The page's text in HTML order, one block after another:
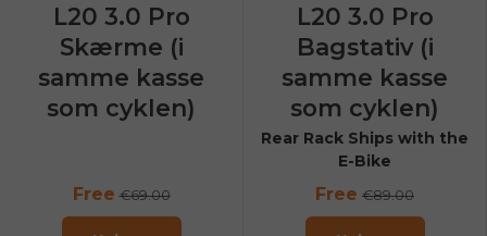
L20 3.0 Pro
Skærme (i
samme kasse
som cyklen)
Free €69.00
L20 3.0 Pro
Bagstativ (i
samme kasse
som cyklen)
Rear Rack Ships with the
E-Bike
Free €89.00